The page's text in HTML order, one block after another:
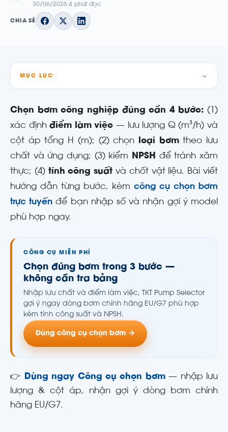
30/06/2026 4 phút đọc
CHIA SẺ
MỤC LỤC
Chọn bơm công nghiệp đúng cần 4 bước: (1)
xác địnhđiểm làm việc — lưu lượng Q (m³/h) và
cột áp tổng H (m); (2) chọn loại bơmtheo lưu
chất và ứng dụng; (3) kiểm NPSH để tránh xâm
thực; (4) tính công suất và chốt vật liệu. Bài viết
hướng dẫn từng bước, kèm công cụ chọn bơm
trực tuyến để bạn nhập số và nhận gợi ý model
phù hợp ngay.
CÔNG CỤ MIỄN PHÍ
Chọn đúng bơm trong 3 bước —
không cần tra bảng
Nhập lưu chất và điểm làm việc, TKT Pump Selector
gợi ý ngay dòng bơm chính hãng EU/G7 phù hợp
kèm tính công suất và NPSH.
Dùng công cụ chọn bơm →
👉 Dùng ngay Công cụ chọn bơm— nhập lưu
lượng & cột áp, nhận gợi ý dòng bơm chính
hãng EU/G7.